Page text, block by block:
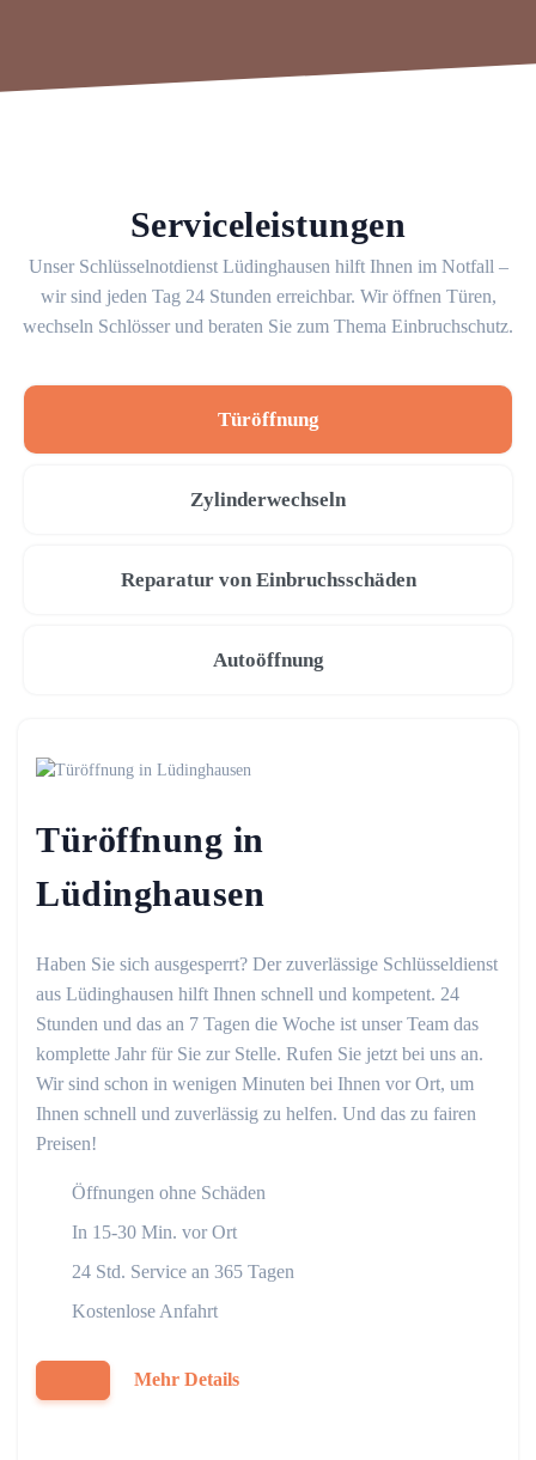
Serviceleistungen
Unser Schlüsselnotdienst Lüdinghausen hilft Ihnen im Notfall –
wir sind jeden Tag 24 Stunden erreichbar. Wir öffnen Türen,
wechseln Schlösser und beraten Sie zum Thema Einbruchschutz.
Türöffnung
Zylinderwechseln
Reparatur von Einbruchsschäden
Autoöffnung
Türöffnung in
Lüdinghausen
Haben Sie sich ausgesperrt? Der zuverlässige Schlüsseldienst
aus Lüdinghausen hilft Ihnen schnell und kompetent. 24
Stunden und das an 7 Tagen die Woche ist unser Team das
komplette Jahr für Sie zur Stelle. Rufen Sie jetzt bei uns an.
Wir sind schon in wenigen Minuten bei Ihnen vor Ort, um
Ihnen schnell und zuverlässig zu helfen. Und das zu fairen
Preisen!
Öffnungen ohne Schäden
In 15-30 Min. vor Ort
24 Std. Service an 365 Tagen
Kostenlose Anfahrt
Mehr Details